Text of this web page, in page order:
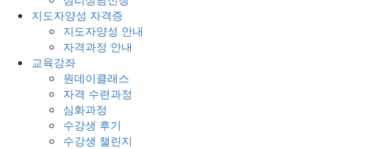
지도자양성 자격증
지도자양성 안내
자격과정 안내
교육강좌
원데이클래스
자격 수련과정
심화과정
수강생 후기
수강생 챌린지